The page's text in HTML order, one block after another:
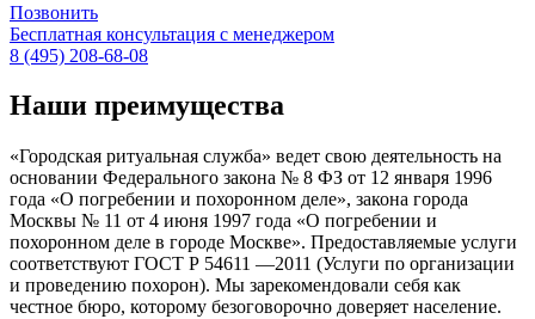
Позвонить
Бесплатная консультация с менеджером
8 (495) 208-68-08
Наши преимущества
«Городская ритуальная служба» ведет свою деятельность на
основании Федерального закона № 8 ФЗ от 12 января 1996
года «О погребении и похоронном деле», закона города
Москвы № 11 от 4 июня 1997 года «О погребении и
похоронном деле в городе Москве». Предоставляемые услуги
соответствуют ГОСТ Р 54611 —2011 (Услуги по организации
и проведению похорон). Мы зарекомендовали себя как
честное бюро, которому безоговорочно доверяет население.